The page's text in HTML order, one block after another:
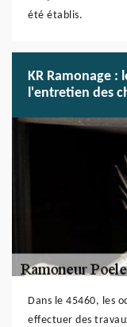
été établis.
KR Ramonage :
l'entretien des
Dans le 45460, les
effectuer des